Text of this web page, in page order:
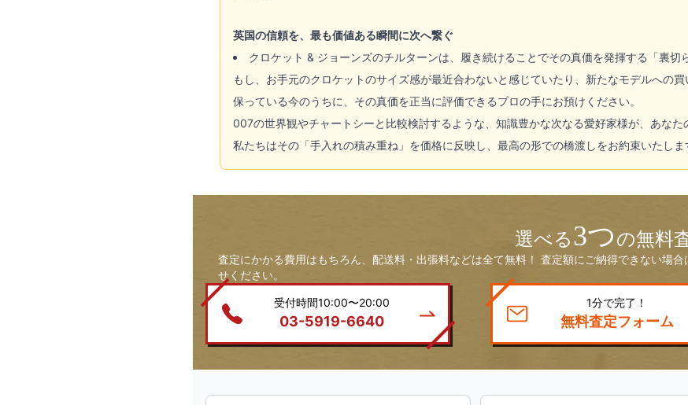
英国の信頼を、最も価値ある瞬間に次へ繋ぐ
クロケット & ジョーンズのチルターンは、履き続けることでその真価を発揮する「裏切
もし、お手元のクロケットのサイズ感が最近合わないと感じていたり、新たなモデルへの
保っている今のうちに、その真価を正当に評価できるプロの手にお預けください。
007の世界観やチャートシーと比較検討するような、知識豊かな次なる愛好家様が、あなた
私たちはその「手入れの積み重ね」を価格に反映し、最高の形での橋渡しをお約束いたしま
選べる3つの無料
査定にかかる費用はもちろん、配送料・出張料などは全て無料！ 査定額にご納得できない場
せください。
受付時間10:00〜20:00
03-5919-6640
1分で完了！
無料査定フォーム